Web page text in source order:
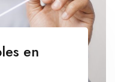
en